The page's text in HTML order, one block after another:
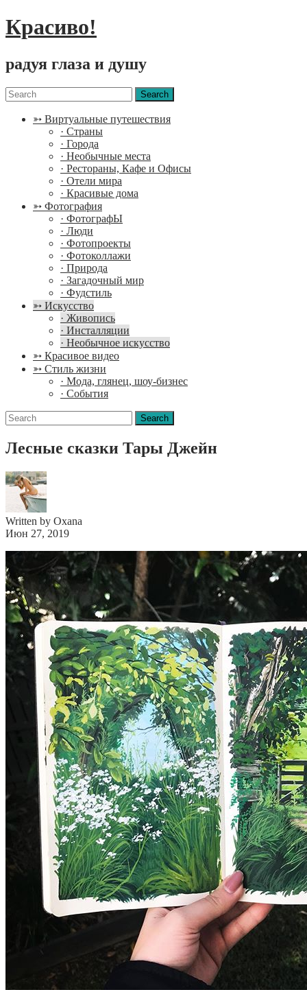
Красиво!
радуя глаза и душу
Menu
Search
for:
➳ Виртуальные путешествия
· Страны
· Города
· Необычные места
· Рестораны, Кафе и Офисы
· Отели мира
· Красивые дома
➳ Фотография
· ФотографЫ
· Люди
· Фотопроекты
· Фотоколлажи
· Природа
· Загадочный мир
· Фудстиль
➳ Искусство
· Живопись
· Инсталляции
· Необычное искусство
➳ Красивое видео
➳ Стиль жизни
· Мода, глянец, шоу-бизнес
· События
Search
for:
Лесные сказки Тары Джейн
Written by Oxana
Июн 27, 2019